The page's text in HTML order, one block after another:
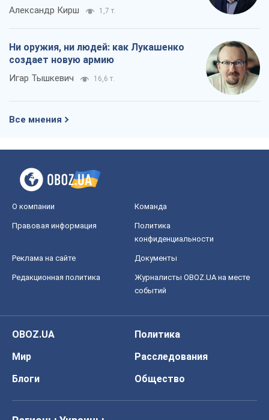
Александр Кирш 1,7 т.
Ни оружия, ни людей: как Лукашенко
создает новую армию
Игар Тышкевич 16,6 т.
Все мнения
О компании Команда
Правовая информация
Политика
конфиденциальности
Реклама на сайте Документы
Редакционная политика
Журналисты OBOZ.UA на месте
событий
OBOZ.UA
Политика
Мир
Расследования
Блоги
Общество